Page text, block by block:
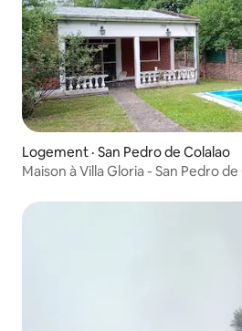
Logement · San Pedro de Colalao
Maison à Villa Gloria - San Pedro